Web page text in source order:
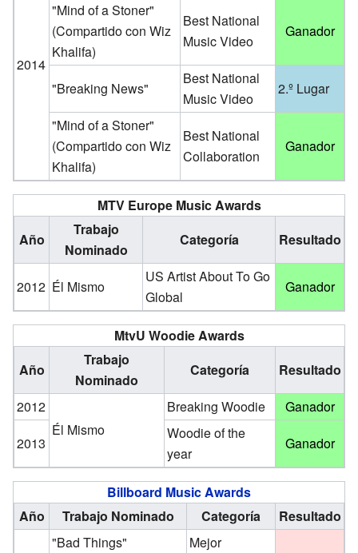
2014
"Mind of a Stoner"
(Compartido con Wiz
Khalifa)
Best National
Music Video
Ganador
"Breaking News"
Best National
Music Video
2.º Lugar
"Mind of a Stoner"
(Compartido con Wiz
Khalifa)
Best National
Collaboration
Ganador
MTV Europe Music Awards
Año
Trabajo
Nominado
Categoría Resultado
2012 Él Mismo
US Artist About To Go
Global
Ganador
MtvU Woodie Awards
Año
Trabajo
Nominado
Categoría
Resultado
2012
Él Mismo
Breaking Woodie
Ganador
2013
Woodie of the
year
Ganador
Billboard Music Awards
Año
Trabajo Nominado Categoría Resultado
"Bad Things"
Mejor